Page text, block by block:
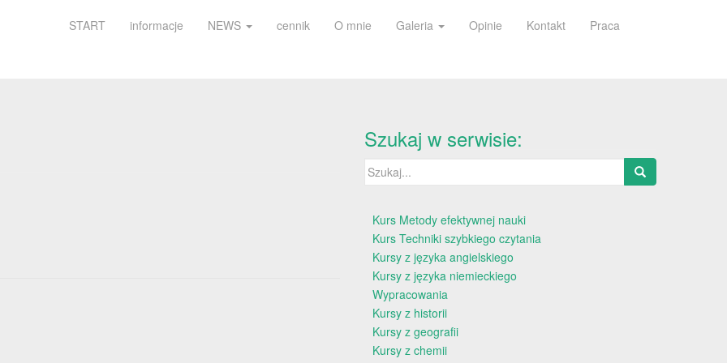
START informacje NEWS cennik O mnie Galeria Opinie Kontakt Praca
Szukaj w serwisie:
Szukaj:
Kurs Metody efektywnej nauki
Kurs Techniki szybkiego czytania
Kursy z języka angielskiego
Kursy z języka niemieckiego
Wypracowania
Kursy z historii
Kursy z geografii
Kursy z chemii